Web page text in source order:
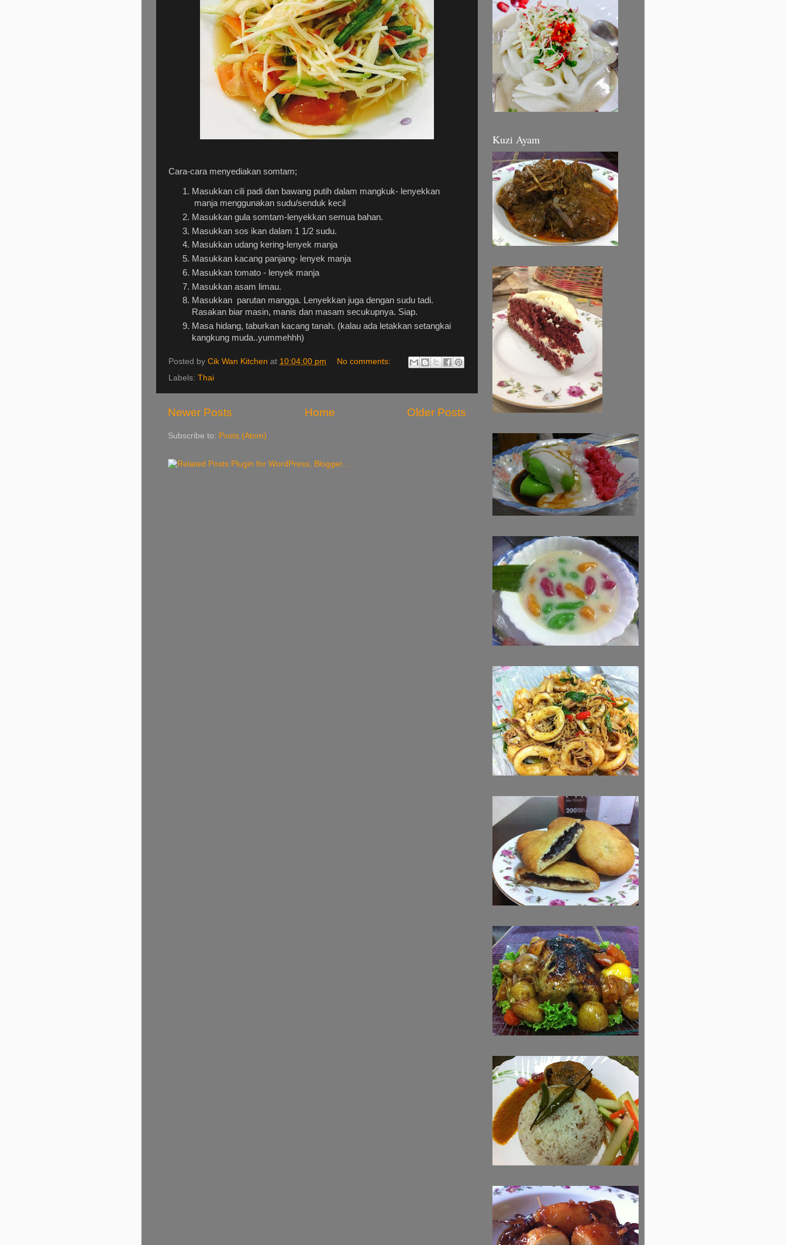
Cara-cara menyediakan somtam;
Masukkan cili padi dan bawang putih dalam mangkuk- lenyekkan
manja menggunakan sudu/senduk kecil
Masukkan gula somtam-lenyekkan semua bahan.
Masukkan sos ikan dalam 1 1/2 sudu.
Masukkan udang kering-lenyek manja
Masukkan kacang panjang- lenyek manja
Masukkan tomato - lenyek manja
Masukkan asam limau.
Masukkan parutan mangga. Lenyekkan juga dengan sudu tadi.
Rasakan biar masin, manis dan masam secukupnya. Siap.
Masa hidang, taburkan kacang tanah. (kalau ada letakkan setangkai
kangkung muda..yummehhh)
Posted by Cik Wan Kitchen at 10:04:00 pm
No comments:
Labels: Thai
Newer Posts Older Posts
Home
Subscribe to: Posts (Atom)
Kuzi Ayam